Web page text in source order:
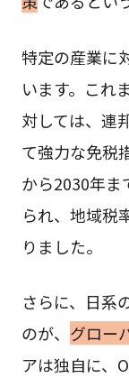
特定の産業に
います。これ
対しては、連
て強力な免税
から2030年ま
られ、地域税
りました。
さらに、日系
のが、 グロー
アは独自に、